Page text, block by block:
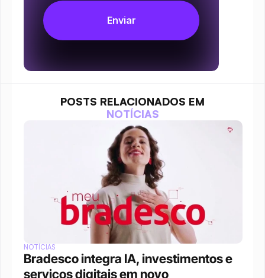
POSTS RELACIONADOS EM
NOTÍCIAS
NOTÍCIAS
Bradesco integra IA, investimentos e
serviços digitais em novo